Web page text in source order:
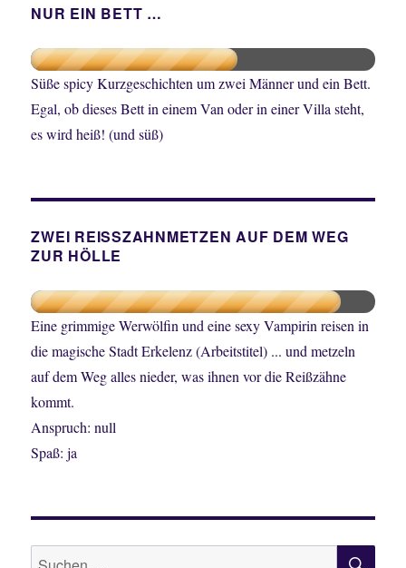
NUR EIN BETT …
Süße spicy Kurzgeschichten um zwei Männer und ein Bett.
Egal, ob dieses Bett in einem Van oder in einer Villa steht,
es wird heiß! (und süß)
ZWEI REISSZAHNMETZEN AUF DEM WEG
ZUR HÖLLE
Eine grimmige Werwölfin und eine sexy Vampirin reisen in
die magische Stadt Erkelenz (Arbeitstitel) ... und metzeln
auf dem Weg alles nieder, was ihnen vor die Reißzähne
kommt.
Anspruch: null
Spaß: ja
Suche